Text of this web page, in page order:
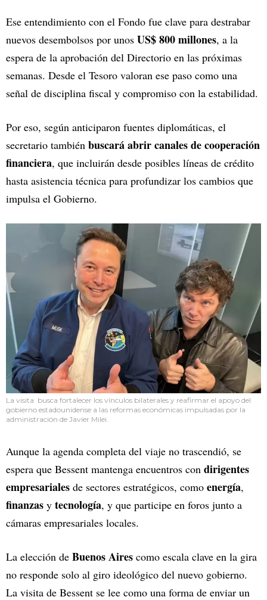
Ese entendimiento con el Fondo fue clave para destrabar
nuevos desembolsos por unos US$ 800 millones, a la
espera de la aprobación del Directorio en las próximas
semanas. Desde el Tesoro valoran ese paso como una
señal de disciplina fiscal y compromiso con la estabilidad.
Por eso, según anticiparon fuentes diplomáticas, el
secretario también buscará abrir canales de cooperación
financiera, que incluirán desde posibles líneas de crédito
hasta asistencia técnica para profundizar los cambios que
impulsa el Gobierno.
La visita busca fortalecer los vínculos bilaterales y reafirmar el apoyo del
gobierno estadounidense a las reformas económicas impulsadas por la
administración de Javier Milei.
Aunque la agenda completa del viaje no trascendió, se
espera que Bessent mantenga encuentros con dirigentes
empresariales de sectores estratégicos, como energía,
finanzas y tecnología, y que participe en foros junto a
cámaras empresariales locales.
La elección de Buenos Aires como escala clave en la gira
no responde solo al giro ideológico del nuevo gobierno.
La visita de Bessent se lee como una forma de enviar un